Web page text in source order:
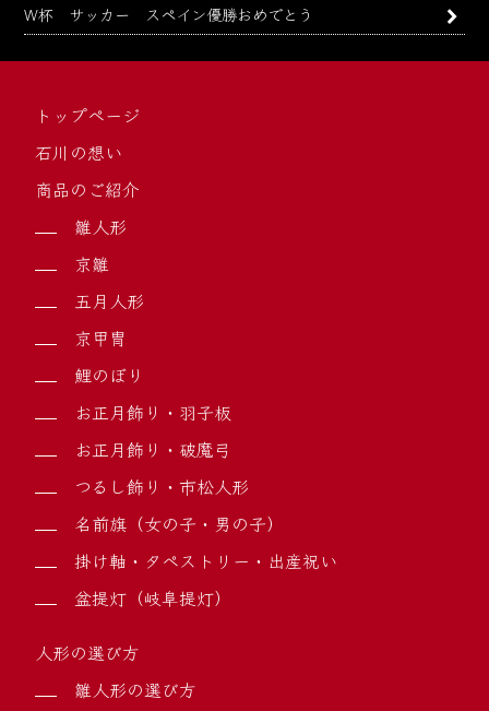
W杯 サッカー スペイン優勝おめでとう
トップページ
石川の想い
商品のご紹介
雛人形
京雛
五月人形
京甲冑
鯉のぼり
お正月飾り・羽子板
お正月飾り・破魔弓
つるし飾り・市松人形
名前旗（女の子・男の子）
掛け軸・タペストリー・出産祝い
盆提灯（岐阜提灯）
人形の選び方
雛人形の選び方